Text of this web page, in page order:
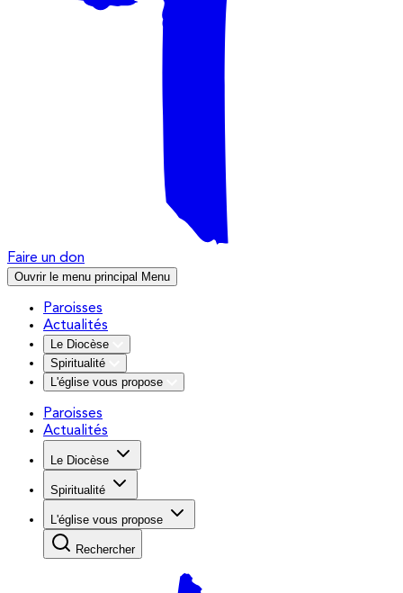
Faire un don
Ouvrir le menu principal Menu
Paroisses
Actualités
Le Diocèse
Spiritualité
L'église vous propose
Paroisses
Actualités
Le Diocèse
Spiritualité
L'église vous propose
Rechercher